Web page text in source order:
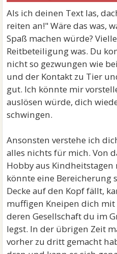
Als ich deinen Text las,
reiten an!" Wäre das was,
Spaß machen würde?
Reitbeteiligung was. Du
nicht so gezwungen wie
und der Kontakt zu Tier
gut. Ich könnte mir
auslösen würde, dich
schwingen.
Ansonsten verstehe ich
alles nichts für mich. Von
Hobby aus
könnte eine Bereicherung
Decke auf den Kopf fällt,
muffigen Kneipen dich
deren Gesellschaft du im
legst. In der übrigen Zeit
vorher zu dritt gemacht